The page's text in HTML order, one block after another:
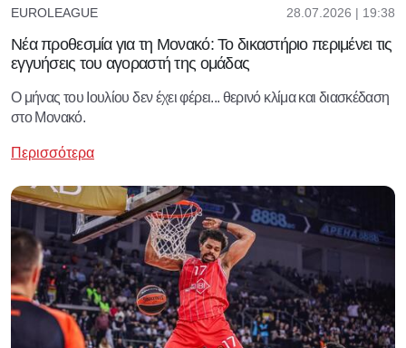
EUROLEAGUE 28.07.2026 | 19:38
Νέα προθεσμία για τη Μονακό: Το δικαστήριο περιμένει τις
εγγυήσεις του αγοραστή της ομάδας
Ο μήνας του Ιουλίου δεν έχει φέρει... θερινό κλίμα και διασκέδαση
στο Μονακό.
Περισσότερα